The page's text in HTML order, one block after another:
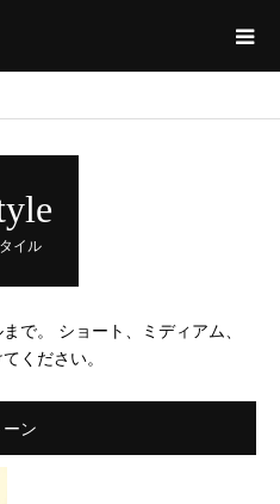
イル
で。 ショート、ミディアム、
ください。
ン